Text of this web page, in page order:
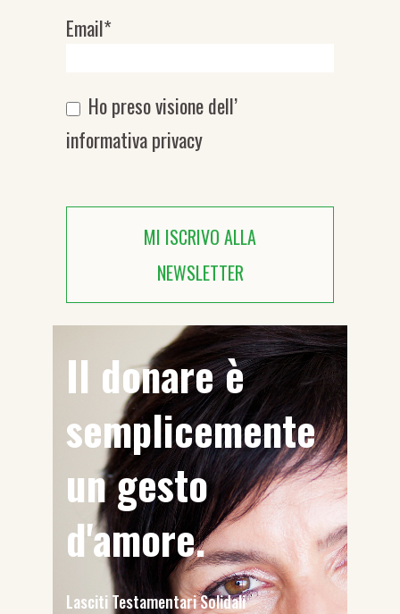
Email*
Ho preso visione dell’
informativa privacy
MI ISCRIVO ALLA
NEWSLETTER
Il donare è
semplicemente
un gesto
d'amore.
Lasciti Testamentari Solidali